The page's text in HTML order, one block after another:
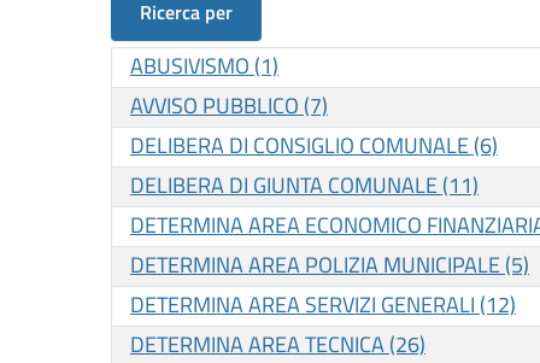
Ricerca per
ABUSIVISMO (1)
AVVISO PUBBLICO (7)
DELIBERA DI CONSIGLIO COMUNALE (6)
DELIBERA DI GIUNTA COMUNALE (11)
DETERMINA AREA ECONOMICO
DETERMINA AREA POLIZIA MUNICIPALE (5)
DETERMINA AREA SERVIZI GENERALI (12)
DETERMINA AREA TECNICA (26)